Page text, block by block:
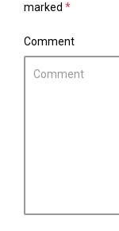
marked *
Comment